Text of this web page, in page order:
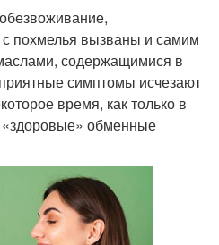
похмелья вызваны и самим
содержащимися в
симптомы исчезают
время, как только в
«здоровые» обменные